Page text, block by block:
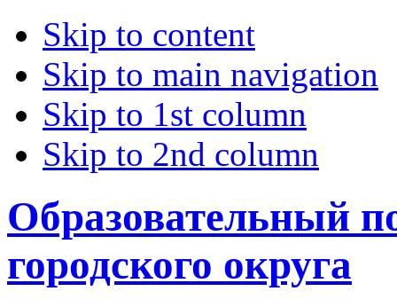
Skip to content
Skip to main navigation
Skip to 1st column
Skip to 2nd column
Образовательный
городского округа